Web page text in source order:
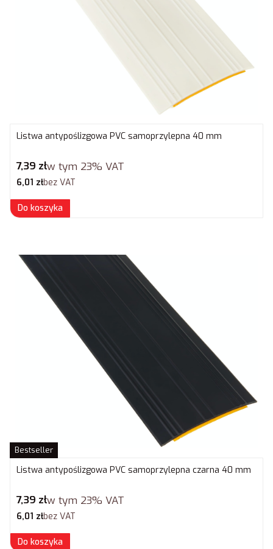
Listwa antypoślizgowa PVC samoprzylepna 40 mm
Cena brutto
7,39 złw tym 23% VAT
Cena netto
6,01 złbez VAT
Do koszyka
Bestseller
Listwa antypoślizgowa PVC samoprzylepna czarna 40 mm
Cena brutto
7,39 złw tym 23% VAT
Cena netto
6,01 złbez VAT
Do koszyka